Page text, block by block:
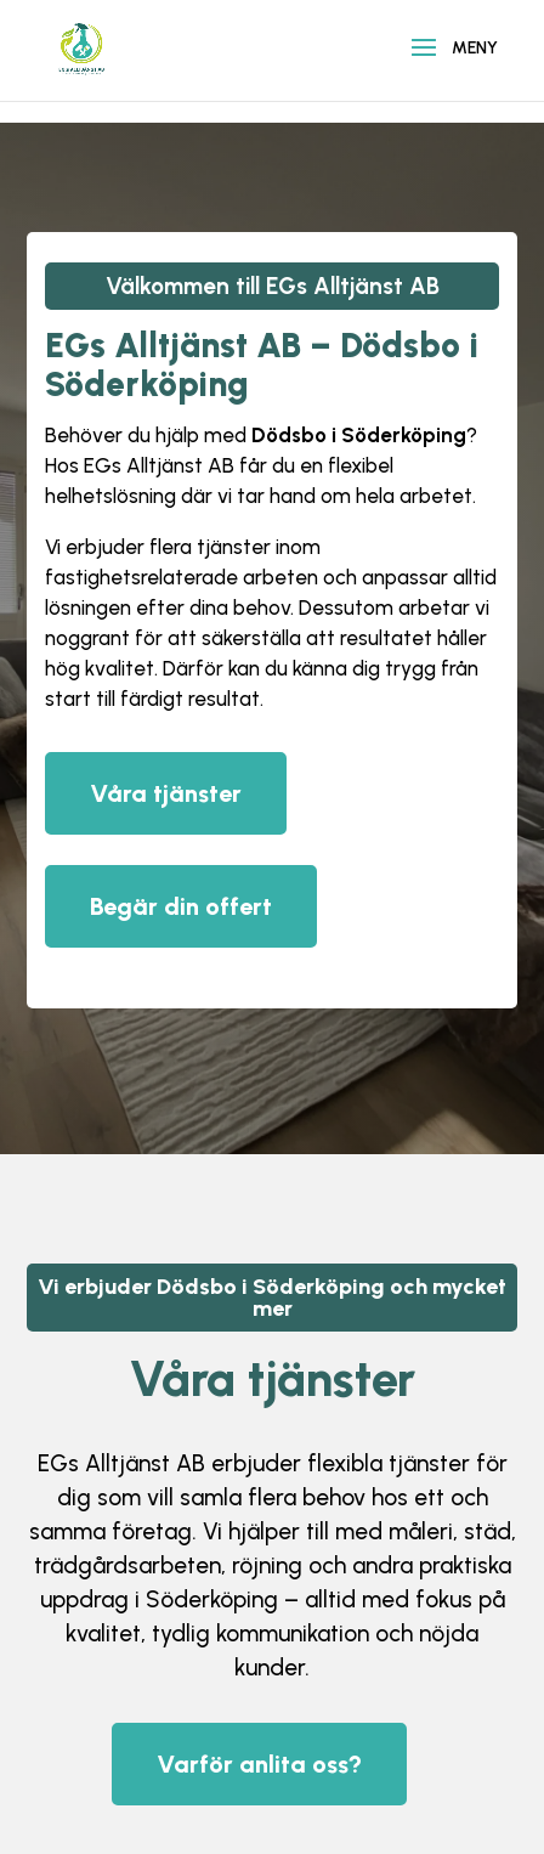
Välkommen till EGs Alltjänst AB
EGs Alltjänst AB – Dödsbo i
Söderköping
Behöver du hjälp med Dödsbo i Söderköping?
HosEGs Alltjänst AB får du en flexibel
helhetslösning där vi tar hand om hela arbetet.
Vi erbjuder flera tjänster inom
fastighetsrelaterade arbeten och anpassar alltid
lösningen efter dina behov. Dessutom arbetar vi
noggrant för att säkerställa att resultatet håller
hög kvalitet. Därför kan du känna dig trygg från
start till färdigt resultat.
Våra tjänster
Begär din offert
Vi erbjuder Dödsbo i Söderköping och mycket
mer
Våra tjänster
EGs Alltjänst AB erbjuder flexibla tjänster för
dig som vill samla flera behov hos ett och
samma företag. Vi hjälper till med måleri, städ,
trädgårdsarbeten, röjning och andra praktiska
uppdrag i Söderköping – alltid med fokus på
kvalitet, tydlig kommunikation och nöjda
kunder.
Varför anlita oss?